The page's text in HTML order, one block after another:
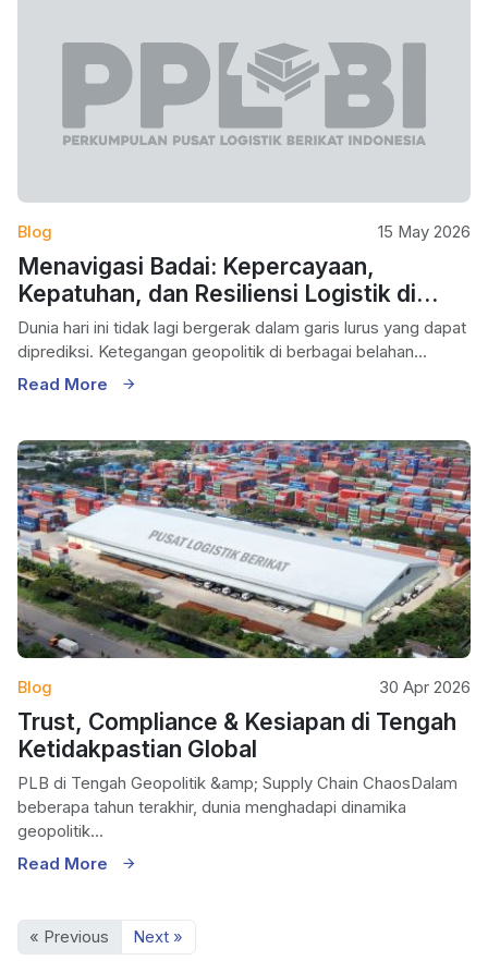
Blog 15 May 2026
Menavigasi Badai: Kepercayaan,
Kepatuhan, dan Resiliensi Logistik di
Tengah Ketidakpastian Global
Dunia hari ini tidak lagi bergerak dalam garis lurus yang dapat
diprediksi. Ketegangan geopolitik di berbagai belahan...
Read More
Blog 30 Apr 2026
Trust, Compliance & Kesiapan di Tengah
Ketidakpastian Global
PLB di Tengah Geopolitik &amp; Supply Chain ChaosDalam
beberapa tahun terakhir, dunia menghadapi dinamika
geopolitik...
Read More
« Previous Next »